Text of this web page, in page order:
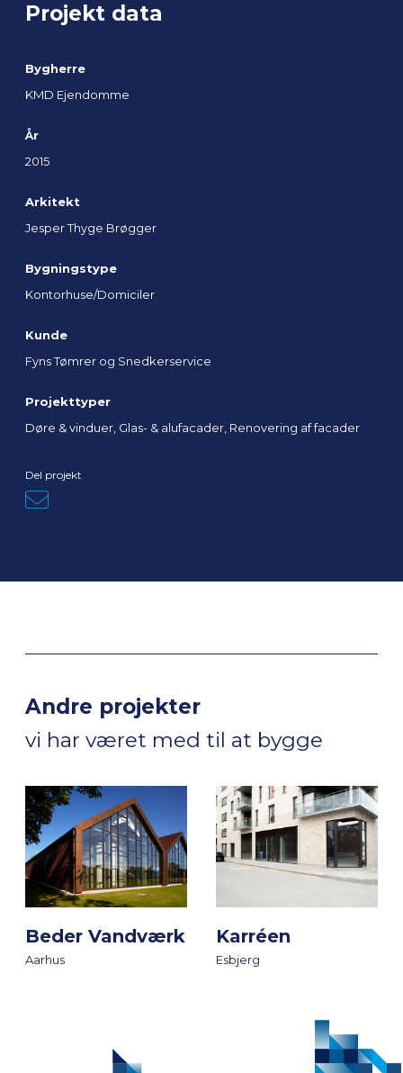
Projekt data
Bygherre
KMD Ejendomme
År
2015
Arkitekt
Jesper Thyge Brøgger
Bygningstype
Kontorhuse/Domiciler
Kunde
Fyns Tømrer og Snedkerservice
Projekttyper
Døre & vinduer, Glas- & alufacader, Renovering af facader
Del projekt
Andre projekter
vi har været med til at bygge
Beder Vandværk
Aarhus
Karréen
Esbjerg